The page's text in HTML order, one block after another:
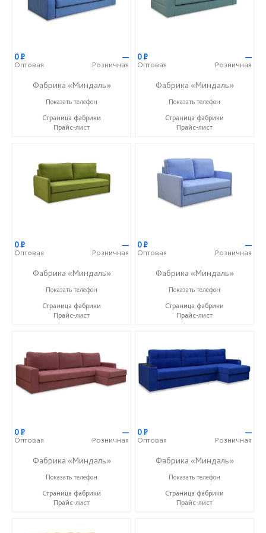
0Р
Оптовая
—
Розничная
Фабрика «Миндаль»
+7 (927) 630-62-82
Показать телефон
Страница фабрики
Прайс-лист
0Р
Оптовая
—
Розничная
Фабрика «Миндаль»
+7 (927) 630-62-82
Показать телефон
Страница фабрики
Прайс-лист
0Р
Оптовая
—
Розничная
Фабрика «Миндаль»
+7 (927) 630-62-82
Показать телефон
Страница фабрики
Прайс-лист
0Р
Оптовая
—
Розничная
Фабрика «Миндаль»
+7 (927) 630-62-82
Показать телефон
Страница фабрики
Прайс-лист
0Р
Оптовая
—
Розничная
Фабрика «Миндаль»
+7 (927) 630-62-82
Показать телефон
Страница фабрики
Прайс-лист
0Р
Оптовая
—
Розничная
Фабрика «Миндаль»
+7 (927) 630-62-82
Показать телефон
Страница фабрики
Прайс-лист